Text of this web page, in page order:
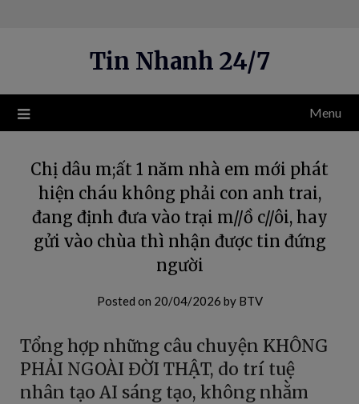
Tin Nhanh 24/7
Menu
Chị dâu m;ất 1 năm nhà em mới phát
hiện cháu không phải con anh trai,
đang định đưa vào trại m//ồ c//ôi, hay
gửi vào chùa thì nhận được tin đứng
người
Posted on 20/04/2026 by BTV
Tổng hợp những câu chuyện KHÔNG
PHẢI NGOÀI ĐỜI THẬT, do trí tuệ
nhân tạo AI sáng tạo, không nhằm